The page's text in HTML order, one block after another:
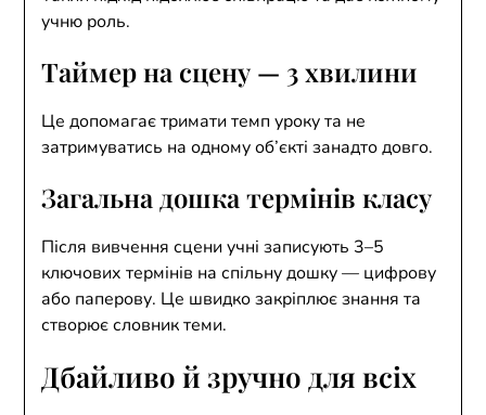
учню роль.
Таймер на сцену — 3 хвилини
Це допомагає тримати темп уроку та не
затримуватись на одному об’єкті занадто довго.
Загальна дошка термінів класу
Після вивчення сцени учні записують 3–5
ключових термінів на спільну дошку — цифрову
або паперову. Це швидко закріплює знання та
створює словник теми.
Дбайливо й зручно для всіх